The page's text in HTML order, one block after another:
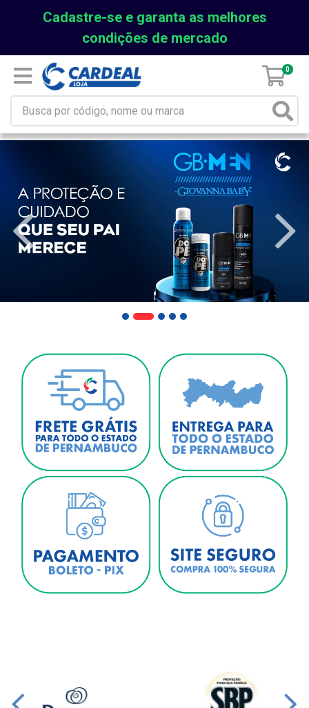
Cadastre-se e garanta as melhores
condições de mercado
0